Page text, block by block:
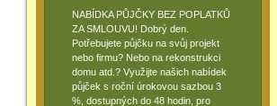
NABÍDKA PŮJČKY BEZ POPLATKŮ
ZA SMLOUVU! Dobrý den.
Potřebujete půjčku na svůj projekt
nebo firmu? Nebo na rekonstrukci
domu atd.? Využijte našich nabídek
půjček s roční úrokovou sazbou 3
%, dostupných do 48 hodin, pro